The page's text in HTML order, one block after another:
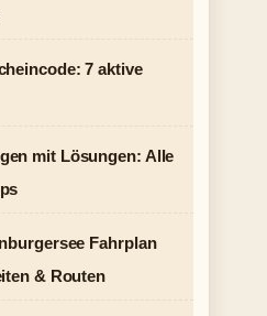
7 aktive
mit Lösungen: Alle
Fahrplan
& Routen